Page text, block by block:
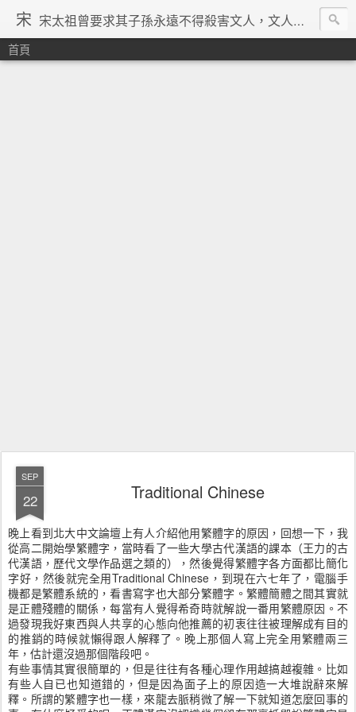
宋 宋太祖曾要求其子孫永遠不得殺害文人，文人在宋朝地位得到了空前的提升，重文輕武的風氣在宋朝達到了極致，「好男不當兵」「學而優則仕」等俗諺都是出在宋朝。在理學的興起、宗教勢力退潮、言論控制降低、市民文化興起、商品經濟繁榮與印刷術的發明等一系列背景下，宋朝優秀文人輩出，知識份子自覺意識空前覺醒。其後中國由於蒙古的入侵並對文人採取敵視政策，加上明清的八股文與文字獄嚴重壓制學人思想自由發揮，中國再也沒有出現過象宋朝一樣興盛的文化景象。 ─維基百科宋朝條下
首頁
SEP
22 Traditional Chinese
晚上看到北大中文論壇上有人介紹他用繁體字的原因，回想一下，我
從高二開始學繁體字，當時看了一些大學古代漢語的課本（王力的古
代漢語，歷代文學作品選之類的），然後覺得繁體字各方面都比簡化
字好，然後就完全用Traditional Chinese，到現在六七年了，電腦手
機都是繁體系統的，看書寫字也大部分繁體字。繁體簡體之間其實就
是正體殘體的關係，每當有人覺得希奇時就解說一番用繁體原因。不
過發現我好東西與人共享的心態向他推薦的初衷往往被理解成有目的
的推銷的時候就懶得跟人解釋了。晚上那個人寫上完全用繁體兩三
年，估計還沒過那個階段吧。
有些事情其實很簡單的，但是往往有各種心理作用越搞越複雜。比如
有些人自已也知道錯的，但是因為面子上的原因造一大堆說辭來解
釋。所謂的繁體字也一樣，來龍去脈稍微了解一下就知道怎麼回事的